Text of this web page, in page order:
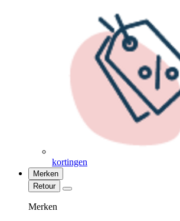
kortingen
Merken
Retour
Merken